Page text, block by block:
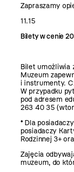
Zapraszamy
11.15
Bilety w cenie
Bilet umożliwia
Muzeum
i instrumenty.
W przypadku
pod adresem
263 40 35
* Dla
posiadaczy
Rodzinnej 3+
Zajęcia
muzeum, do